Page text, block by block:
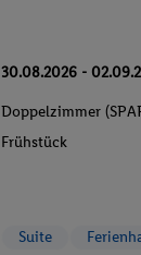
30.08.2026 -
Doppelzimmer
Frühstück
Suite